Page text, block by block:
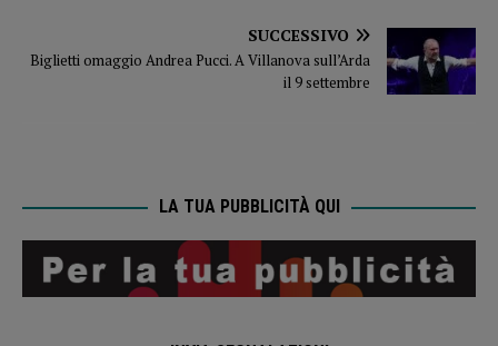
SUCCESSIVO
Biglietti omaggio Andrea Pucci. A Villanova sull’Arda
il 9 settembre
LA TUA PUBBLICITÀ QUI